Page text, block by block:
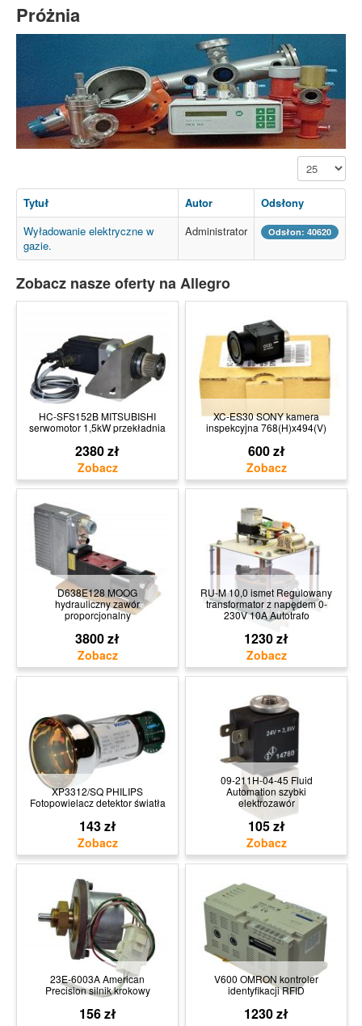
Próżnia
Pokaż #
Tytuł Autor
Odsłony
Wyładowanie elektryczne w
gazie.
Administrator Odsłon: 40620
Zobacz nasze oferty na Allegro
HC-SFS152B MITSUBISHI
serwomotor 1,5kW przekładnia
2380 zł
XC-ES30 SONY kamera
inspekcyjna 768(H)x494(V)
600 zł
D638E128 MOOG
hydrauliczny zawór
proporcjonalny
3800 zł
RU-M 10,0 ismet Regulowany
transformator z napędem 0-
230V 10A Autotrafo
1230 zł
XP3312/SQ PHILIPS
Fotopowielacz detektor światła
143 zł
09-211H-04-45 Fluid
Automation szybki
elektrozawór
105 zł
23E-6003A American
Precision silnik krokowy
156 zł
V600 OMRON kontroler
identyfikacji RFID
1230 zł